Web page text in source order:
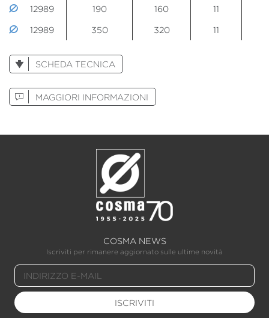
12989 190 160 11
12989 350 320 11
SCHEDA TECNICA
MAGGIORI INFORMAZIONI
COSMA NEWS
Iscriviti per rimanere aggiornato sulle ultime novità
ISCRIVITI